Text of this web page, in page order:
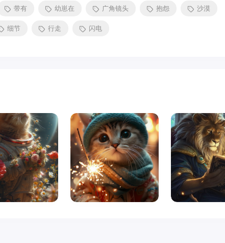
带有 幼崽在 广角镜头 抱怨 沙漠
细节 行走 闪电